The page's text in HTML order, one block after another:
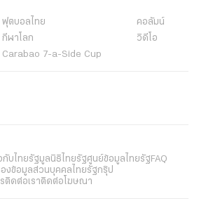
ฟุตบอลไทย
คอลัมน์
กีฬาโลก
วิดีโอ
Carabao 7-a-Side Cup
กับไทยรัฐมูลนิธิไทยรัฐศูนย์ข้อมูลไทยรัฐFAQ
งข้อมูลส่วนบุคคลไทยรัฐกรุ๊ป
ติดต่อเราติดต่อโฆษณา